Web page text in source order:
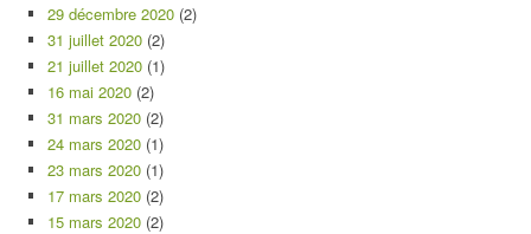
29 décembre 2020 (2)
31 juillet 2020 (2)
21 juillet 2020 (1)
16 mai 2020 (2)
31 mars 2020 (2)
24 mars 2020 (1)
23 mars 2020 (1)
17 mars 2020 (2)
15 mars 2020 (2)